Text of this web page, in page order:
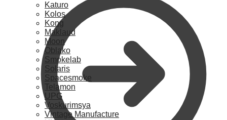
Katuro
Kolos
Kong
Maklaud
Moon
Oblako
Smokelab
Solaris
Spacesmoke
Telamon
UPG
Voskurimsya
Vintage Manufacture